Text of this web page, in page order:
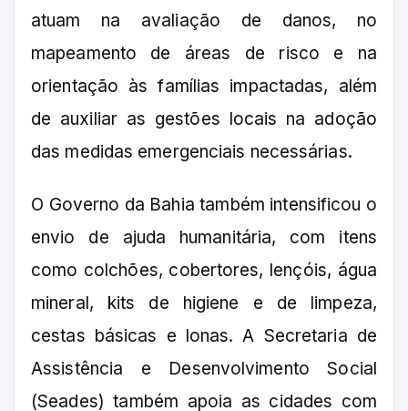
atuam na avaliação de danos, no
mapeamento de áreas de risco e na
orientação às famílias impactadas, além
de auxiliar as gestões locais na adoção
das medidas emergenciais necessárias.
O Governo da Bahia também intensificou o
envio de ajuda humanitária, com itens
como colchões, cobertores, lençóis, água
mineral, kits de higiene e de limpeza,
cestas básicas e lonas. A Secretaria de
Assistência e Desenvolvimento Social
(Seades) também apoia as cidades com